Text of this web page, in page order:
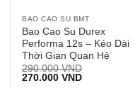
BAO CAO SU BMT
Bao Cao Su Durex
Performa 12s – Kéo Dài
Thời Gian Quan Hệ
290.000VND
Giá
270.000VNDGiá